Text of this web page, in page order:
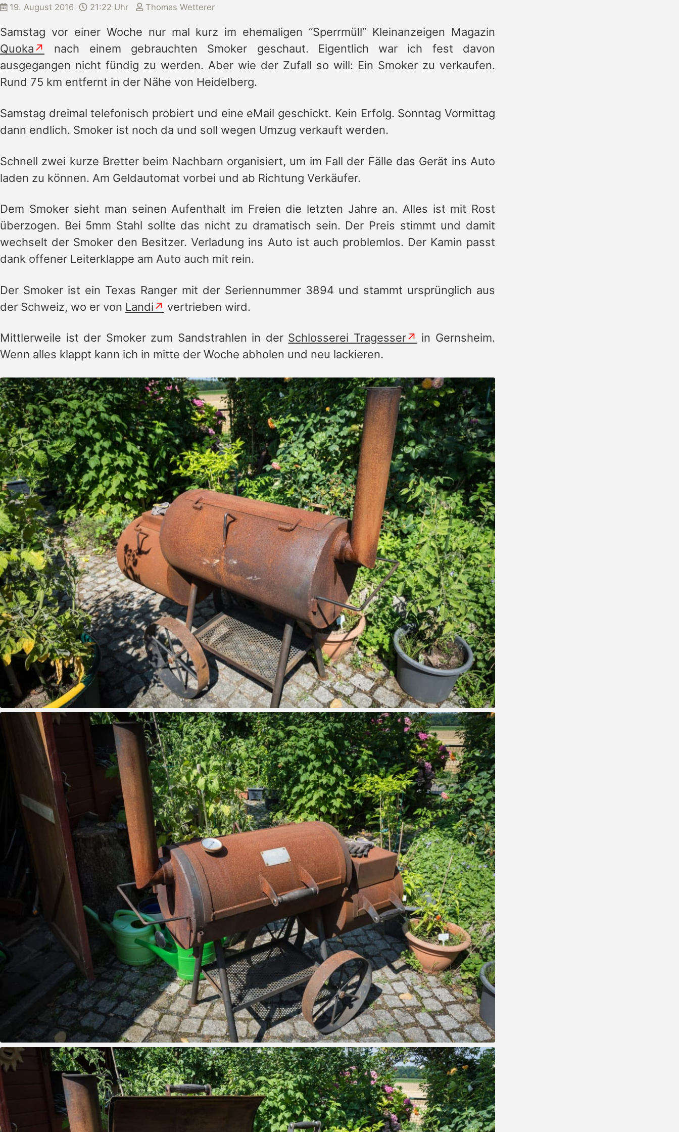
19. August 2016 21:22 Uhr Thomas Wetterer
Samstag vor einer Woche nur mal kurz im ehemaligen “Sperrmüll” Kleinanzeigen Magazin
Quoka
nach einem gebrauchten Smoker geschaut. Eigentlich war ich fest davon
ausgegangen nicht fündig zu werden. Aber wie der Zufall so will: Ein Smoker zu verkaufen.
Rund 75 km entfernt in der Nähe von Heidelberg.
Samstag dreimal telefonisch probiert und eine eMail geschickt. Kein Erfolg. Sonntag Vormittag
dann endlich. Smoker ist noch da und soll wegen Umzug verkauft werden.
Schnell zwei kurze Bretter beim Nachbarn organisiert, um im Fall der Fälle das Gerät ins Auto
laden zu können. Am Geldautomat vorbei und ab Richtung Verkäufer.
Dem Smoker sieht man seinen Aufenthalt im Freien die letzten Jahre an. Alles ist mit Rost
überzogen. Bei 5mm Stahl sollte das nicht zu dramatisch sein. Der Preis stimmt und damit
wechselt der Smoker den Besitzer. Verladung ins Auto ist auch problemlos. Der Kamin passt
dank offener Leiterklappe am Auto auch mit rein.
Der Smoker ist ein Texas Ranger mit der Seriennummer 3894 und stammt ursprünglich aus
der Schweiz, wo er von Landi vertrieben wird.
Mittlerweile ist der Smoker zum Sandstrahlen in der Schlosserei Tragesser
in Gernsheim.
Wenn alles klappt kann ich in mitte der Woche abholen und neu lackieren.